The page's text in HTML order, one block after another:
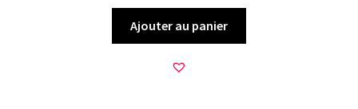
Ajouter au panier